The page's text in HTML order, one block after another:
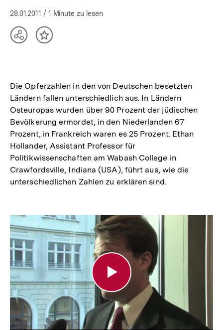
28.01.2011 / 1 Minute zu lesen
TeilenInhalt
Die Opferzahlen in den von Deutschen besetzten
Ländern fallen unterschiedlich aus. In Ländern
Osteuropas wurden über 90 Prozent der jüdischen
Bevölkerung ermordet, in den Niederlanden 67
Prozent, in Frankreich waren es 25 Prozent. Ethan
Hollander, Assistant Professor für
Politikwissenschaften am Wabash College in
Crawfordsville, Indiana (USA), führt aus, wie die
unterschiedlichen Zahlen zu erklären sind.
Judendeportationen
in
von
Deutschland
besetzten
Ländern